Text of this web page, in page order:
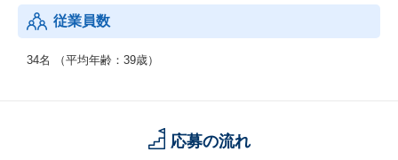
従業員数
34名 （平均年齢：39歳）
応募の流れ